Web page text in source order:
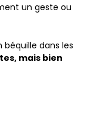
un geste ou
béquille dans les
mais bien